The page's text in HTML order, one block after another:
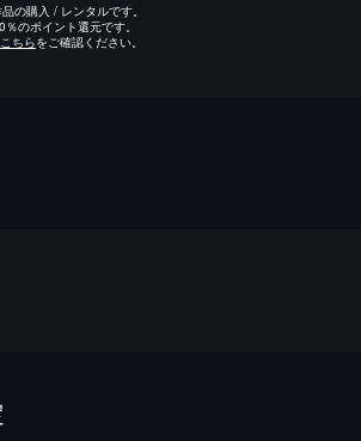
の購入 / レンタルです。
のポイント還元です。
こちらをご確認ください。